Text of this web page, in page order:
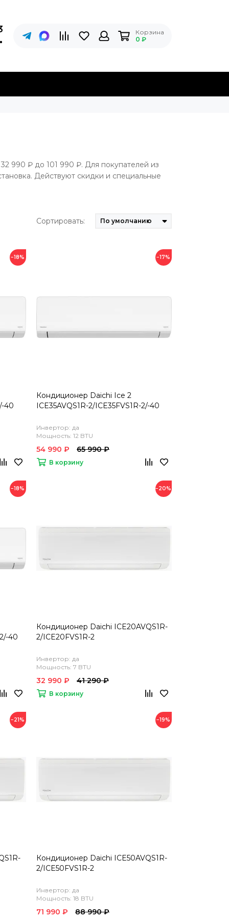
Корзина
0 ₽
990 ₽ до 101 990 ₽. Для покупателей из
Действуют скидки и специальные
Сортировать:
−18%
40
−17%
Кондиционер Daichi Ice 2
ICE35AVQS1R-2/ICE35FVS1R-2/-40
Инвертор: да
Мощность: 12 BTU
54 990 ₽ 65 990 ₽
В корзину
−18%
40
−20%
Кондиционер Daichi ICE20AVQS1R-
2/ICE20FVS1R-2
Инвертор: да
Мощность: 7 BTU
32 990 ₽ 41 290 ₽
В корзину
−21% −19%
Кондиционер Daichi ICE50AVQS1R-
2/ICE50FVS1R-2
Инвертор: да
Мощность: 18 BTU
71 990 ₽ 88 990 ₽